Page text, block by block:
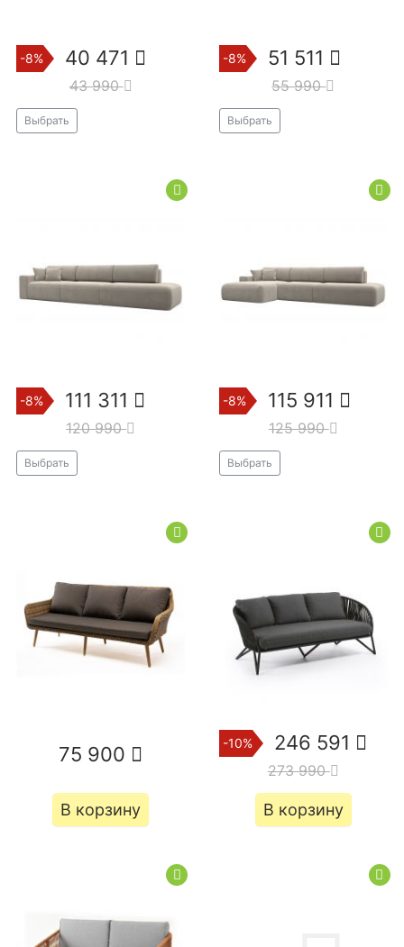
-8% 40 471
43 990
Выбрать
-8% 51 511
55 990
Выбрать
-8% 111 311
120 990
Выбрать
-8% 115 911
125 990
Выбрать
75 900
В корзину
-10% 246 591
273 990
В корзину